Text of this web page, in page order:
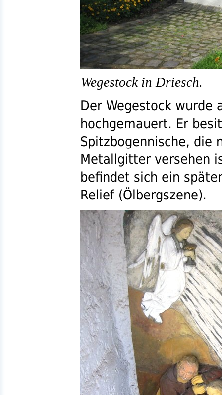
Wegestock in Driesch.
Der Wegestock wurde
hochgemauert. Er
Spitzbogennische, die
Metallgitter versehen
befindet sich ein
Relief (Ölbergszene).